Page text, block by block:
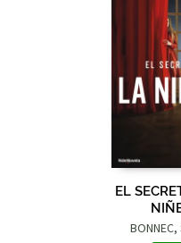
EL
BONNEC,